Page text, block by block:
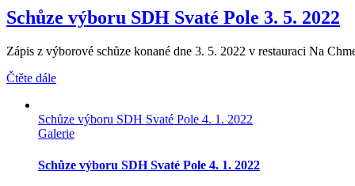
Schůze výboru SDH Svaté Pole 3. 5. 2022
Zápis z výborové schůze konané dne 3. 5. 2022 v restauraci Na
Čtěte dále
Schůze výboru SDH Svaté Pole 4. 1. 2022
Galerie
Schůze výboru SDH Svaté Pole 4. 1. 2022